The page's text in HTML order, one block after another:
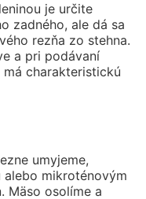
je určite
zadného, ale dá sa
rezňa zo stehna.
a pri podávaní
charakteristickú
umyjeme,
mikroténovým
Mäso osolíme a